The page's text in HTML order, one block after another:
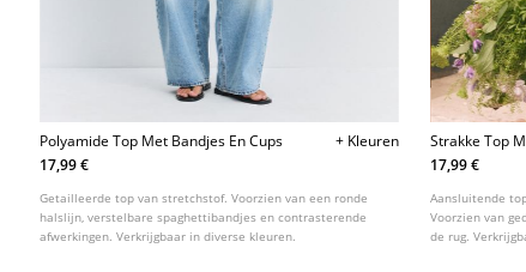
Polyamide Top Met Bandjes En Cups
+ Kleuren
17,99 €
Getailleerde top van stretchstof. Voorzien van een ronde
halslijn, verstelbare spaghettibandjes en contrasterende
afwerkingen. Verkrijgbaar in diverse kleuren.
Strakke Top
Bandjes
17,99 €
Aansluitende
Voorzien van
de rug.